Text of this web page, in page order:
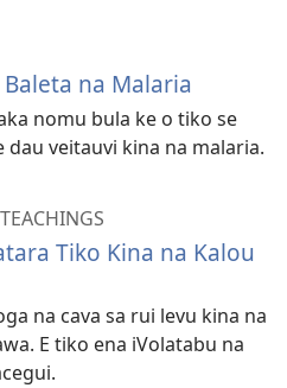
na Malaria
nomu bula ke o tiko se
dau veitauvi kina na malaria.
Tiko Kina na Kalou
na cava sa rui levu kina na
E tiko ena iVolatabu na